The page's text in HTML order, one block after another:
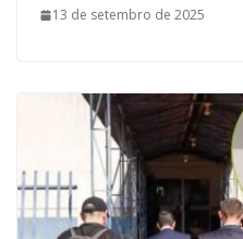
13 de setembro de 2025